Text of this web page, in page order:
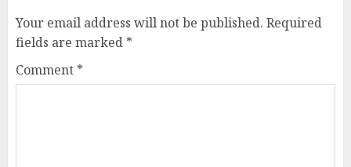
Your email address will not be published. Required
fields are marked *
Comment *